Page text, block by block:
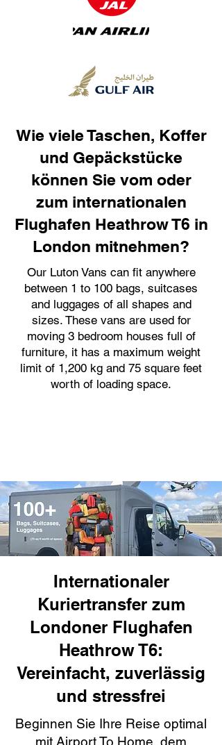
Wie viele Taschen, Koffer
und Gepäckstücke
können Sie vom oder
zum internationalen
Flughafen Heathrow T6 in
London mitnehmen?
Our Luton Vans can fit anywhere
between 1 to 100 bags, suitcases
and luggages of all shapes and
sizes. These vans are used for
moving 3 bedroom houses full of
furniture, it has a maximum weight
limit of 1,200 kg and 75 square feet
worth of loading space.
Internationaler
Kuriertransfer zum
Londoner Flughafen
Heathrow T6:
Vereinfacht, zuverlässig
und stressfrei
Beginnen Sie Ihre Reise optimal
mit Airport To Home, dem